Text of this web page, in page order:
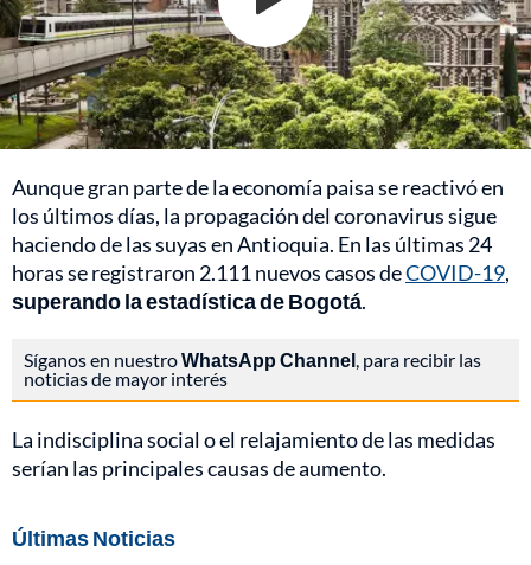
Aunque gran parte de la economía paisa se reactivó en
los últimos días, la propagación del coronavirus sigue
haciendo de las suyas en Antioquia. En las últimas 24
horas se registraron 2.111 nuevos casos deCOVID-19,
superando la estadística de Bogotá.
Síganos en nuestroWhatsApp Channel , para recibir las
noticias de mayor interés
La indisciplina social o el relajamiento de las medidas
serían las principales causas de aumento.
Últimas Noticias